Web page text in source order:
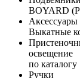
BOYARD
Аксессуары
Выкатные
освещение
по каталогу
Ручки